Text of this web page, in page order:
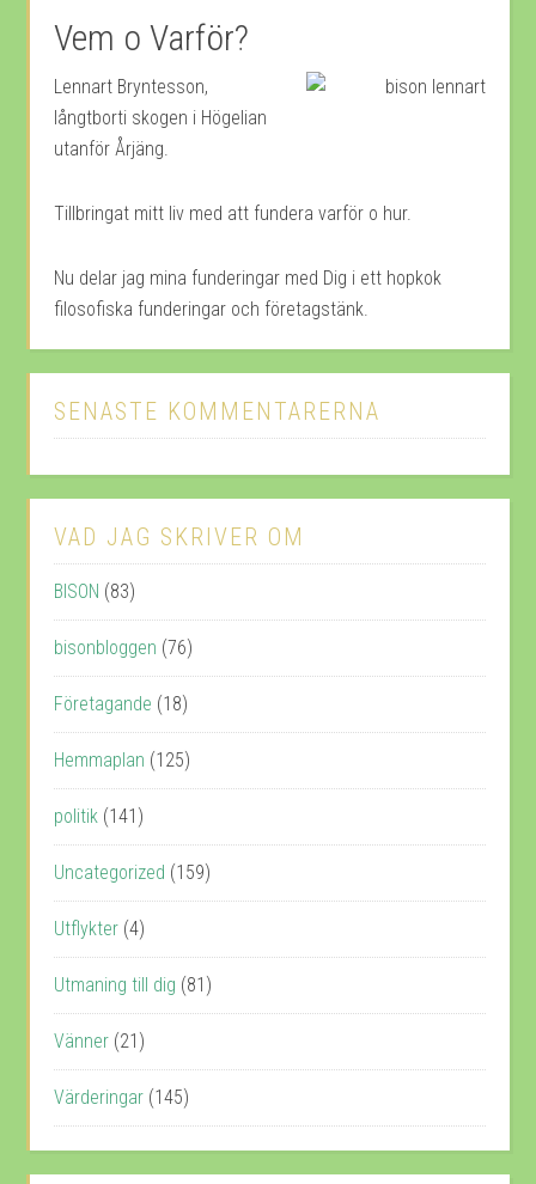
Vem o Varför?
Lennart Bryntesson,
långtborti skogen i Högelian
utanför Årjäng.
Tillbringat mitt liv med att fundera varför o hur.
Nu delar jag mina funderingar med Dig i ett hopkok
filosofiska funderingar och företagstänk.
SENASTE KOMMENTARERNA
VAD JAG SKRIVER OM
BISON (83)
bisonbloggen (76)
Företagande (18)
Hemmaplan (125)
politik (141)
Uncategorized (159)
Utflykter (4)
Utmaning till dig (81)
Vänner (21)
Värderingar (145)